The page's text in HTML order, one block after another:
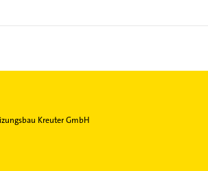
Kreuter GmbH